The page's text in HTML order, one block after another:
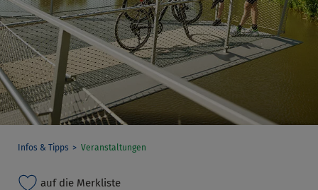
Infos & Tipps Veranstaltungen
auf die Merkliste